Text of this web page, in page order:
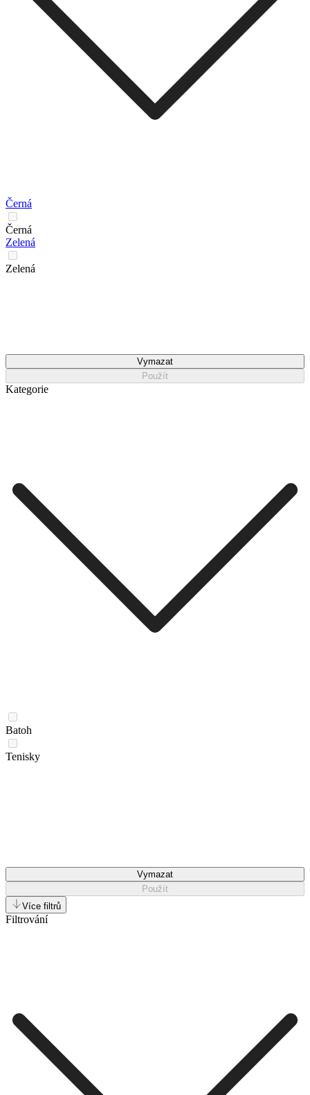
Černá
Černá
Zelená
Zelená
Vymazat
Použít
Kategorie
Batoh
Tenisky
Vymazat
Použít
Více filtrů
Filtrování